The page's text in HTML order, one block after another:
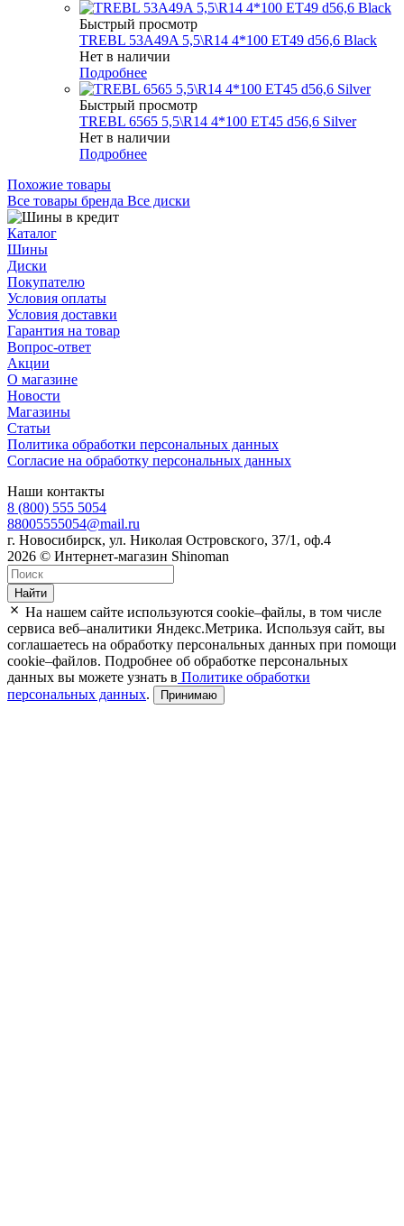
Быстрый просмотр
TREBL 53A49A 5,5\R14 4*100 ET49 d56,6 Black
Нет в наличии
Подробнее
Быстрый просмотр
TREBL 6565 5,5\R14 4*100 ET45 d56,6 Silver
Нет в наличии
Подробнее
Похожие товары
Все товары бренда Все диски
Каталог
Шины
Диски
Покупателю
Условия оплаты
Условия доставки
Гарантия на товар
Вопрос-ответ
Акции
О магазине
Новости
Магазины
Статьи
Политика обработки персональных данных
Согласие на обработку персональных данных
Наши контакты
8 (800) 555 5054
88005555054@mail.ru
г. Новосибирск, ул. Николая Островского, 37/1, оф.4
2026 © Интернет-магазин Shinoman
Найти
На нашем сайте используются cookie–файлы, в том числе
сервиса веб–аналитики Яндекс.Метрика. Используя сайт, вы
соглашаетесь на обработку персональных данных при помощи
cookie–файлов. Подробнее об обработке персональных
данных вы можете узнать в Политике обработки
персональных данных. Принимаю